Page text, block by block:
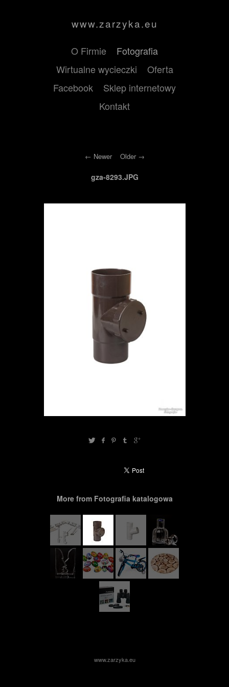
www.zarzyka.eu
O Firmie
Fotografia
Wirtualne wycieczki
Oferta
Facebook
Sklep internetowy
Kontakt
Newer Older
gza-8293.JPG
More from Fotografia katalogowa
www.zarzyka.eu